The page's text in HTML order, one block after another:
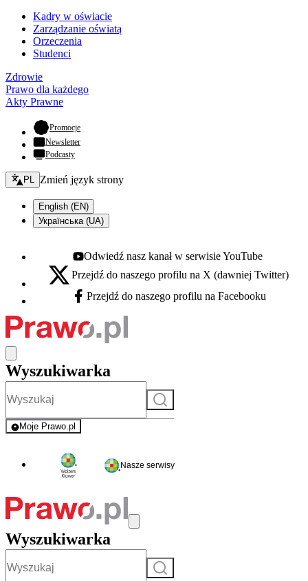
Kadry w oświacie
Zarządzanie oświatą
Orzeczenia
Studenci
Zdrowie
Prawo dla każdego
Akty Prawne
Promocje- otwiera się w nowej karcie
Newsletter
Podcasty
Zmień język - bieżący:
PL Zmień język strony
English (EN)
Українська (UA)
Youtube - otwiera się w nowej karcie
Odwiedź nasz kanał w serwisie YouTube
X - otwiera się w nowej karcie
Przejdź do naszego profilu na X (dawniej Twitter)
Facebook - otwiera się w nowej karcie
Przejdź do naszego profilu na Facebooku
Wyszukiwarka
Szukaj
Moje Prawo.pl
- rejestracja i logowanie do serwisu
Nasze serwisy
Wyszukiwarka
Szukaj